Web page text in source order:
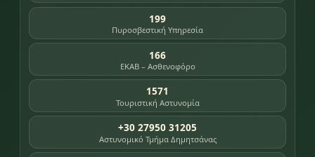
199
Πυροσβεστική Υπηρεσία
166
ΕΚΑΒ – Ασθενοφόρο
1571
Τουριστική Αστυνομία
+30 27950 31205
Αστυνομικό Τμήμα Δημητσάνας